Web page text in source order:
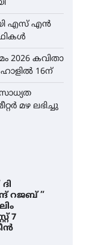
എസ് എൻ
2026 കവിതാ
ഹാളിൽ 16ന്
മഴ ലഭിച്ചു
റജബ് ”
7